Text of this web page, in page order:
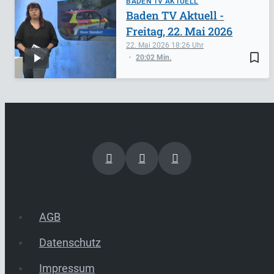
bookmark_border
22. Mai 2026 18:26
20:02 Min.
Baden TV Aktuell -
Freitag, 22. Mai 2026
AGB
Datenschutz
Impressum